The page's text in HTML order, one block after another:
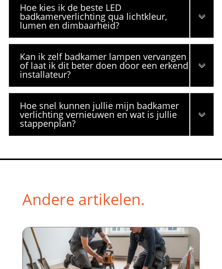
Hoe kies ik de beste LED
badkamerverlichting qua lichtkleur,
lumen en dimbaarheid?
Kan ik zelf badkamer lampen vervangen
of laat ik dit beter doen door een erkend
installateur?
Hoe snel kunnen jullie mijn badkamer
verlichting vernieuwen en wat is jullie
stappenplan?
Andere artikelen.